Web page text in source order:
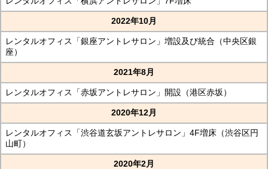
2022年10月
レンタルオフィス「銀座アントレサロン」増設及び統合（中央区銀
座）
2021年8月
レンタルオフィス「赤坂アントレサロン」開設（港区赤坂）
2020年12月
レンタルオフィス「渋谷道玄坂アントレサロン」4F増床（渋谷区円
山町）
2020年2月